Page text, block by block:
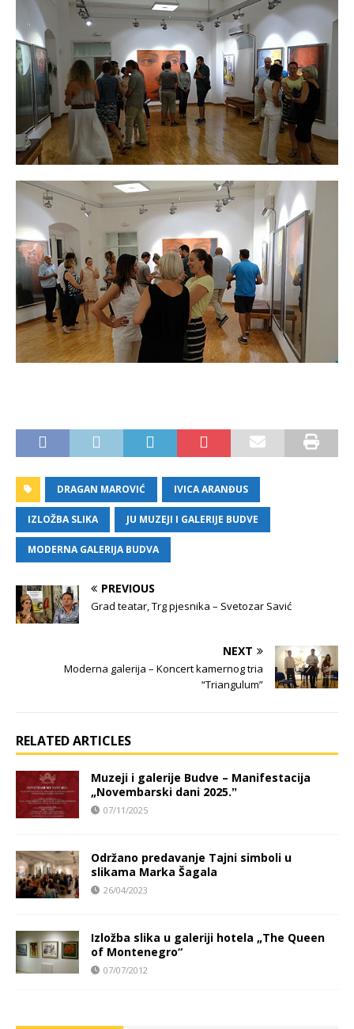
DRAGAN MAROVIĆ IVICA ARANĐUS
IZLOŽBA SLIKA JU MUZEJI I GALERIJE BUDVE
MODERNA GALERIJA BUDVA
PREVIOUS
Grad teatar, Trg pjesnika – Svetozar Savić
NEXT
Moderna galerija – Koncert kamernog tria
“Triangulum”
RELATED ARTICLES
Muzeji i galerije Budve – Manifestacija
„Novembarski dani 2025.ˮ
07/11/2025
Održano predavanje Tajni simboli u
slikama Marka Šagala
26/04/2023
Izložba slika u galeriji hotela „The Queen
of Montenegro“
07/07/2012